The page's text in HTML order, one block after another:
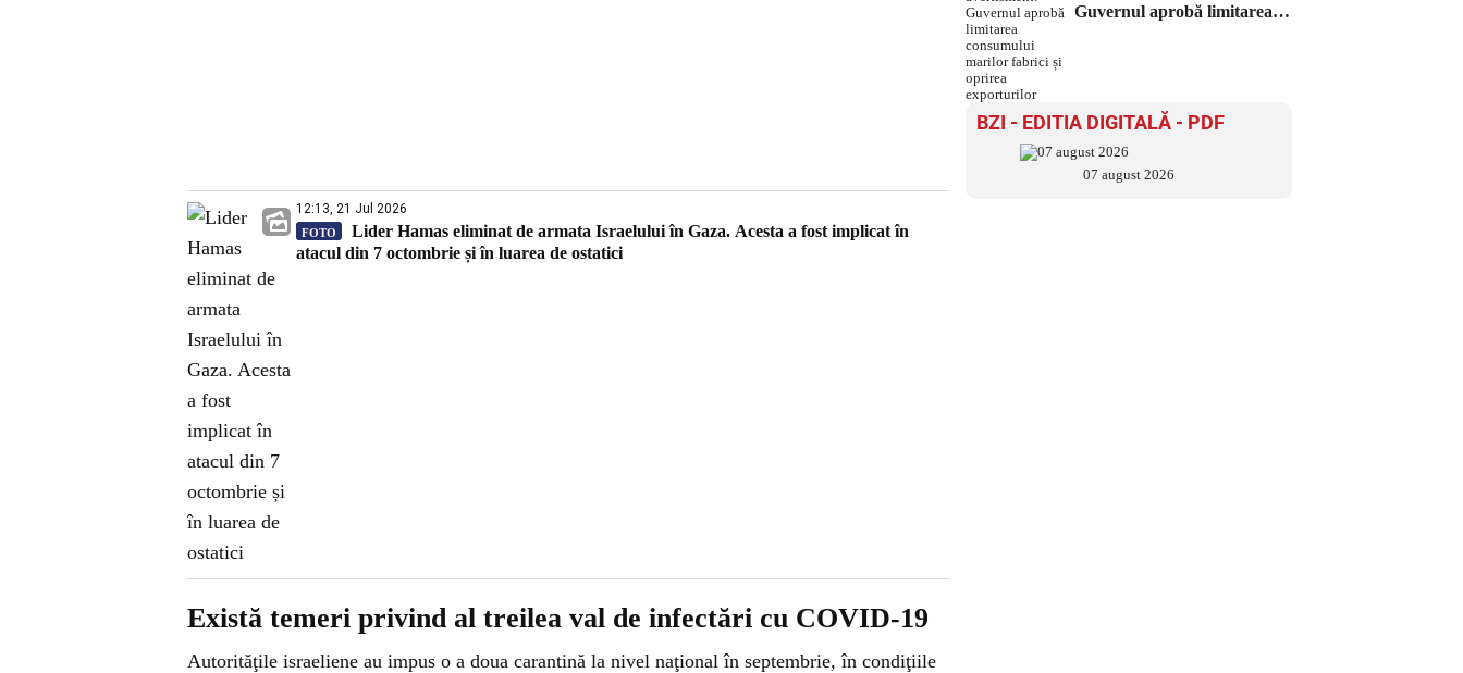
12:13, 21 Jul 2026
FOTO
Lider Hamas eliminat de armata Israelului în Gaza. Acesta a fost implicat în
atacul din 7 octombrie și în luarea de ostatici
Există temeri privind al treilea val de infectări cu COVID-19
Autorităţile israeliene au impus o a doua carantină la nivel naţional în septembrie, în condiţiile
Guvernul aprobă limitarea
BZI - EDITIA DIGITALĂ - PDF
07 august 2026